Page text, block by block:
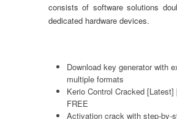
consists of software solutions
dedicated hardware devices.
Download key generator with
multiple formats
Kerio Control Cracked [Latest]
FREE
Activation crack with step-by-